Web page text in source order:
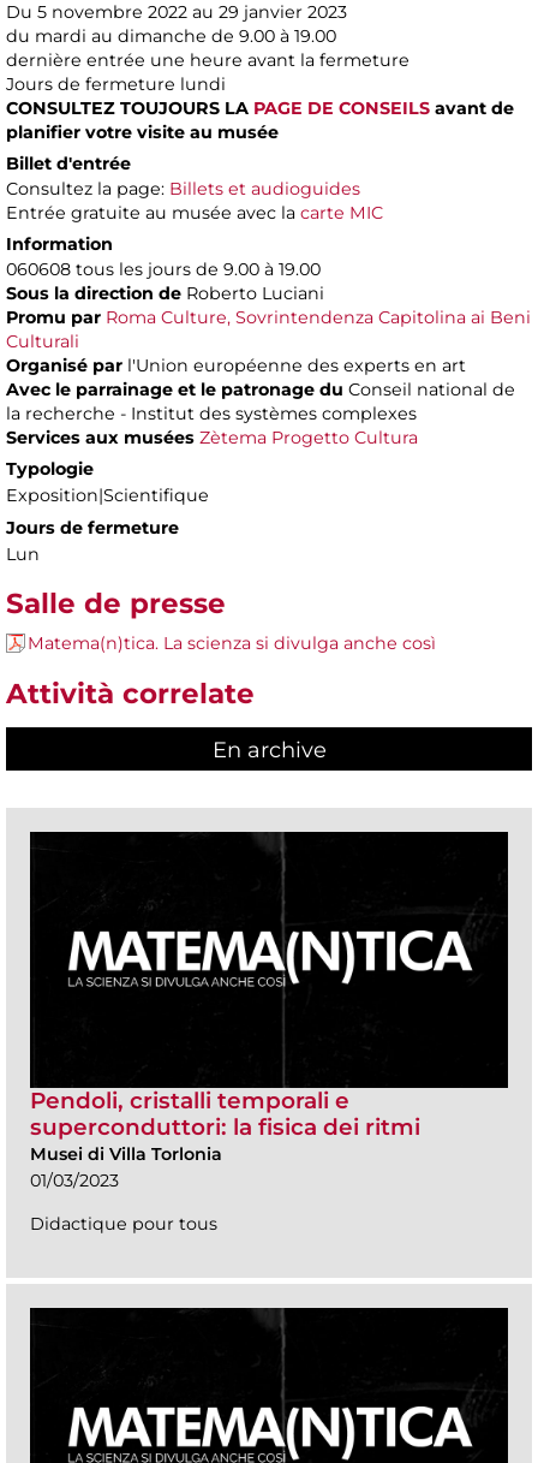
Du 5 novembre 2022 au 29 janvier 2023
du mardi au dimanche de 9.00 à 19.00
dernière entrée une heure avant la fermeture
Jours de fermeture lundi
CONSULTEZ TOUJOURS LA PAGE DE CONSEILS avant de
planifier votre visite au musée
Billet d'entrée
Consultez la page: Billets et audioguides
Entrée gratuite au musée avec la carte MIC
Information
060608 tous les jours de 9.00 à 19.00
Sous la direction de Roberto Luciani
Promu par Roma Culture, Sovrintendenza Capitolina ai Beni
Culturali
Organisé par l'Union européenne des experts en art
Avec le parrainage et le patronage du Conseil national de
la recherche - Institut des systèmes complexes
Services aux musées Zètema Progetto Cultura
Typologie
Exposition|Scientifique
Jours de fermeture
Lun
Salle de presse
Matema(n)tica. La scienza si divulga anche così
Attività correlate
En archive
Pendoli, cristalli temporali e
superconduttori: la fisica dei ritmi
Musei di Villa Torlonia
01/03/2023
Didactique pour tous